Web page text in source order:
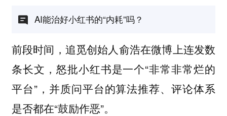
AI能治好小红书的“内耗”吗？
前段时间，追觅创始人俞浩在微博上连发数
条长文，怒批小红书是一个“非常非常烂的
平台”，并质问平台的算法推荐、评论体系
是否都在“鼓励作恶”。